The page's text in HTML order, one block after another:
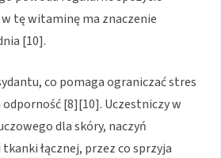
tę witaminę ma znaczenie
[10].
co pomaga ograniczać stres
[8][10]. Uczestniczy w
dla skóry, naczyń
łącznej, przez co sprzyja